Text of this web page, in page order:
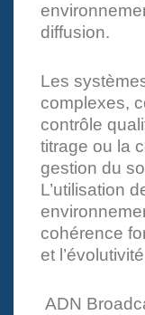
diffusion.
Les
complexes,
contrôle
titrage ou la
gestion du
L’utilisation
cohérence
et
ADN